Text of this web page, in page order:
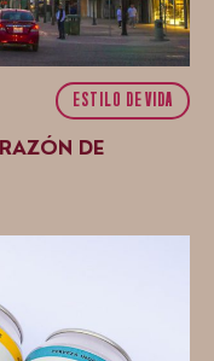
ESTILO DE VIDA
DE